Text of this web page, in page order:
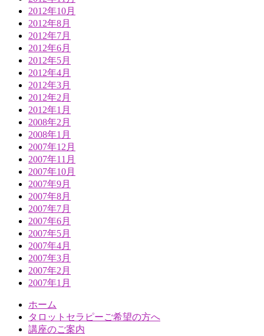
2012年10月
2012年8月
2012年7月
2012年6月
2012年5月
2012年4月
2012年3月
2012年2月
2012年1月
2008年2月
2008年1月
2007年12月
2007年11月
2007年10月
2007年9月
2007年8月
2007年7月
2007年6月
2007年5月
2007年4月
2007年3月
2007年2月
2007年1月
ホーム
タロットセラピーご希望の方へ
講座のご案内